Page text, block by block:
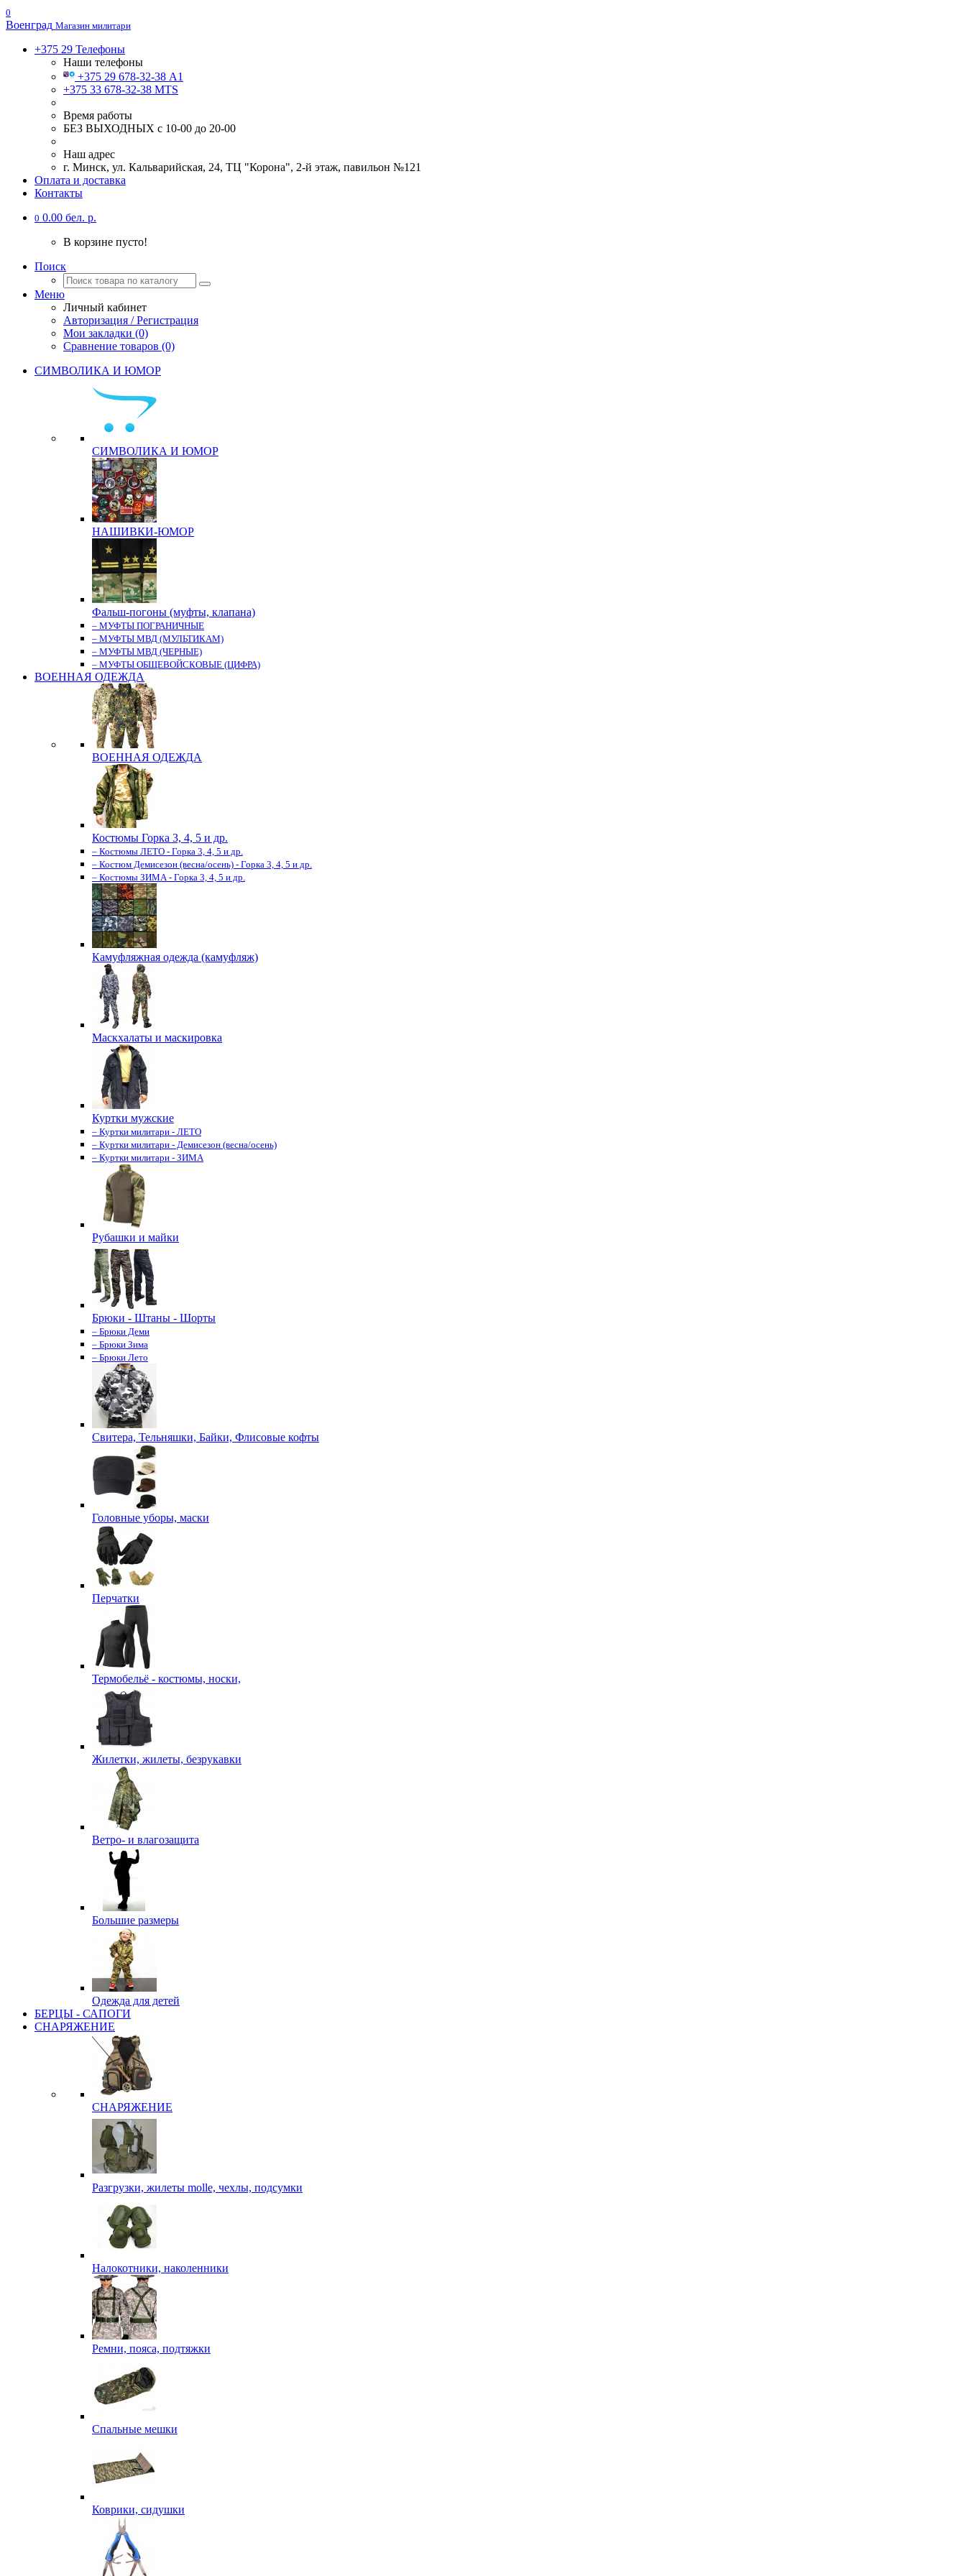
0
Военград Магазин милитари
+375 29 Телефоны
Наши телефоны
+375 29 678-32-38 А1
+375 33 678-32-38 MTS
Время работы
БЕЗ ВЫХОДНЫХ с 10-00 до 20-00
Наш адрес
г. Минск, ул. Кальварийская, 24, ТЦ "Корона", 2-й этаж, павильон №121
Оплата и доставка
Контакты
0 0.00 бел. р.
В корзине пусто!
Поиск
Меню
Личный кабинет
Авторизация / Регистрация
Мои закладки (0)
Сравнение товаров (0)
СИМВОЛИКА И ЮМОР
СИМВОЛИКА И ЮМОР
НАШИВКИ-ЮМОР
Фальш-погоны (муфты, клапана)
– МУФТЫ ПОГРАНИЧНЫЕ
– МУФТЫ МВД (МУЛЬТИКАМ)
– МУФТЫ МВД (ЧЕРНЫЕ)
– МУФТЫ ОБЩЕВОЙСКОВЫЕ (ЦИФРА)
ВОЕННАЯ ОДЕЖДА
ВОЕННАЯ ОДЕЖДА
Костюмы Горка 3, 4, 5 и др.
– Костюмы ЛЕТО - Горка 3, 4, 5 и др.
– Костюм Демисезон (весна/осень) - Горка 3, 4, 5 и др.
– Костюмы ЗИМА - Горка 3, 4, 5 и др.
Камуфляжная одежда (камуфляж)
Маскхалаты и маскировка
Куртки мужские
– Куртки милитари - ЛЕТО
– Куртки милитари - Демисезон (весна/осень)
– Куртки милитари - ЗИМА
Рубашки и майки
Брюки - Штаны - Шорты
– Брюки Деми
– Брюки Зима
– Брюки Лето
Свитера, Тельняшки, Байки, Флисовые кофты
Головные уборы, маски
Перчатки
Термобельё - костюмы, носки,
Жилетки, жилеты, безрукавки
Ветро- и влагозащита
Большие размеры
Одежда для детей
БЕРЦЫ - САПОГИ
СНАРЯЖЕНИЕ
СНАРЯЖЕНИЕ
Разгрузки, жилеты molle, чехлы, подсумки
Налокотники, наколенники
Ремни, пояса, подтяжки
Спальные мешки
Коврики, сидушки